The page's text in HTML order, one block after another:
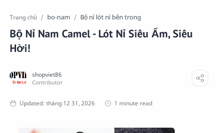
Trang chủ bo-nam Bộ nỉ lót nỉ bên trong
Bộ Nỉ Nam Camel - Lót Nỉ Siêu Ấm, Siêu
Hời!
1 minute read